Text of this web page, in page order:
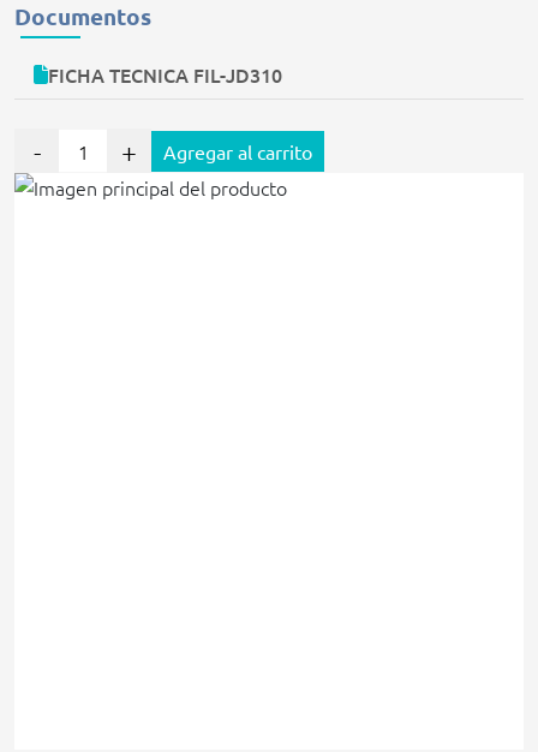
Documentos
FICHA TECNICA FIL-JD310
- + Agregar al carrito